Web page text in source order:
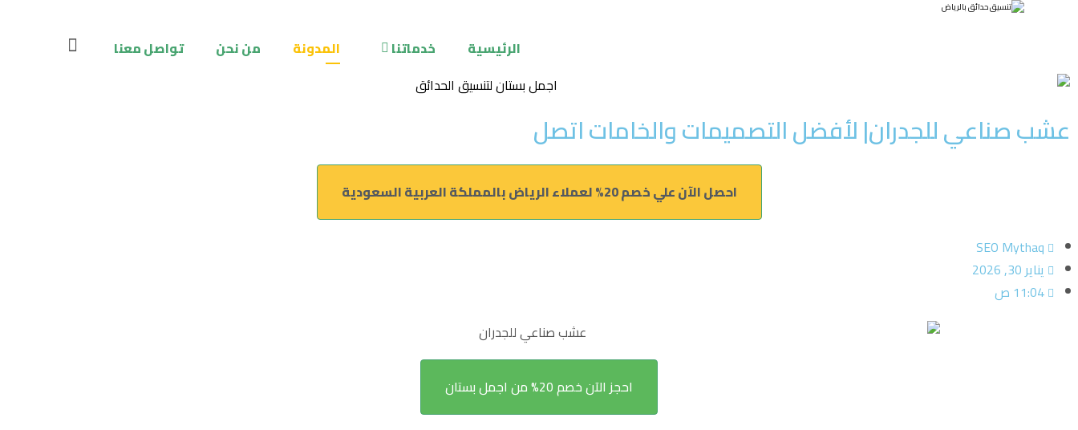
الرئيسية خدماتنا المدونة من نحن تواصل معنا
عشب صناعي للجدران| لأفضل التصميمات والخامات اتصل
احصل الآن علي خصم 20% لعملاء الرياض بالمملكة العربية السعودية
SEO Mythaq
يناير 30, 2026
11:04 ص
احجز الآن خصم 20% من اجمل بستان